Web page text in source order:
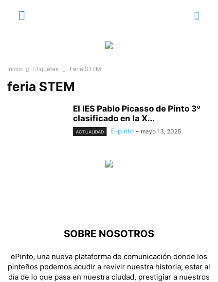
Inicio Etiquetas Feria STEM
feria STEM
El IES Pablo Picasso de Pinto 3º
clasificado en la X...
ACTUALIDAD E-pinto - mayo 13, 2025
SOBRE NOSOTROS
ePinto, una nueva plataforma de comunicación donde los
pinteños podemos acudir a revivir nuestra historia, estar al
día de lo que pasa en nuestra ciudad, prestigiar a nuestros